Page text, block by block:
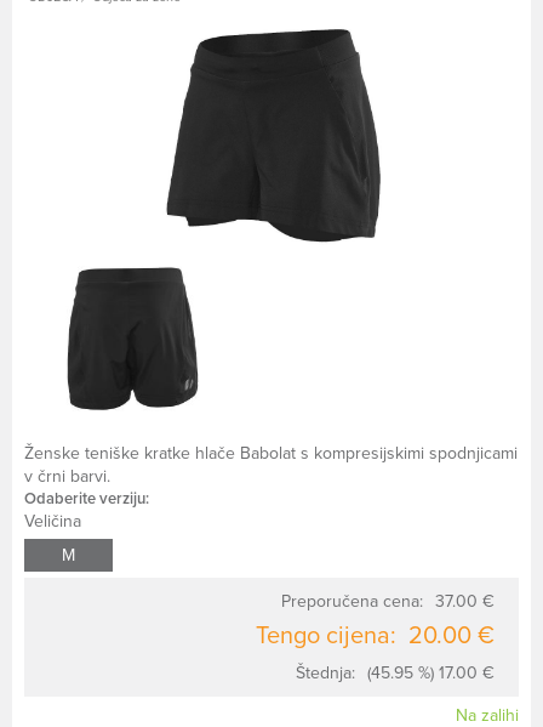
Ženske teniške kratke hlače Babolat s kompresijskimi spodnjicami
v črni barvi.
Odaberite verziju:
Veličina
M
Preporučena cena: 37.00 €
Tengo cijena: 20.00 €
Štednja: (45.95 %) 17.00 €
Na zalihi